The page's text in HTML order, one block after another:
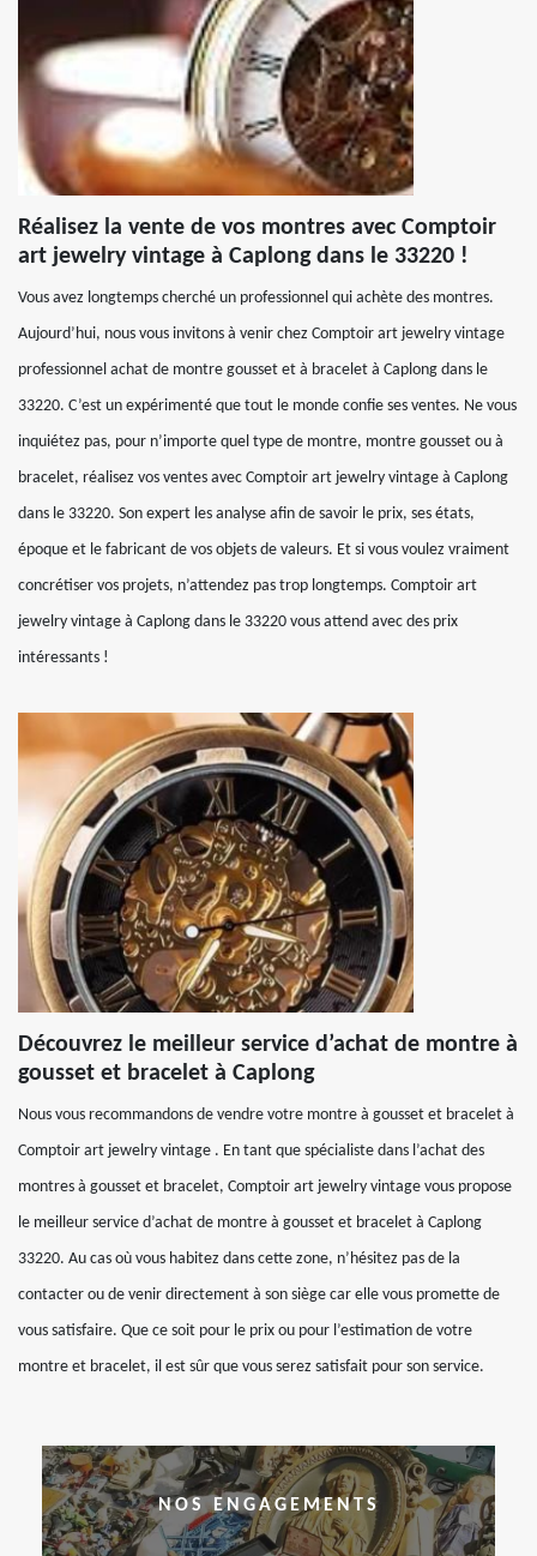
Réalisez la vente de vos montres avec Comptoir
art jewelry vintage à Caplong dans le 33220 !
Vous avez longtemps cherché un professionnel qui achète des montres.
Aujourd’hui, nous vous invitons à venir chez Comptoir art jewelry vintage
professionnel achat de montre gousset et à bracelet à Caplong dans le
33220. C’est un expérimenté que tout le monde confie ses ventes. Ne vous
inquiétez pas, pour n’importe quel type de montre, montre gousset ou à
bracelet, réalisez vos ventes avec Comptoir art jewelry vintage à Caplong
dans le 33220. Son expert les analyse afin de savoir le prix, ses états,
époque et le fabricant de vos objets de valeurs. Et si vous voulez vraiment
concrétiser vos projets, n’attendez pas trop longtemps. Comptoir art
jewelry vintage à Caplong dans le 33220 vous attend avec des prix
intéressants !
Découvrez le meilleur service d’achat de montre à
gousset et bracelet à Caplong
Nous vous recommandons de vendre votre montre à gousset et bracelet à
Comptoir art jewelry vintage . En tant que spécialiste dans l’achat des
montres à gousset et bracelet, Comptoir art jewelry vintage vous propose
le meilleur service d’achat de montre à gousset et bracelet à Caplong
33220. Au cas où vous habitez dans cette zone, n’hésitez pas de la
contacter ou de venir directement à son siège car elle vous promette de
vous satisfaire. Que ce soit pour le prix ou pour l’estimation de votre
montre et bracelet, il est sûr que vous serez satisfait pour son service.
NOS ENGAGEMENTS